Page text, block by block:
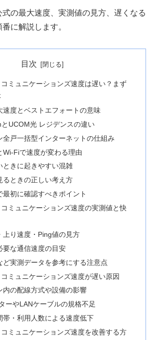
式の最大速度、実測値の見方、遅くなる
に解説します。
目次
ミュニケーションズ速度は遅い？まず
速度とベストエフォートの意味
UCOM光 レジデンスの違い
全戸一括型インターネットの仕組み
Wi-Fiで速度が変わる理由
ときに起きやすい混雑
るときの正しい考え方
最初に確認すべきポイント
ミュニケーションズ速度の実測値と快
上り速度・Ping値の見方
要な通信速度の目安
ど実測データを参考にする注意点
ミュニケーションズ速度が遅い原因
内の配線方式や設備の影響
ーやLANケーブルの規格不足
帯・利用人数による速度低下
ミュニケーションズ速度を改善する方